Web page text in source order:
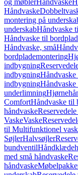
og møblerHåndvaske
Håndvaske
montering på
underskabHåndvaske
Håndvaske til
Håndvaske, små
bordplademontering
indbygning
indbygning
indbygning
underlimning
ComfortHåndvaske til
håndvaske
VaskeVaske
til Multifunktionel vask
SøjlerHalvsøjler
bundventil
med små håndvaske
håndvaske